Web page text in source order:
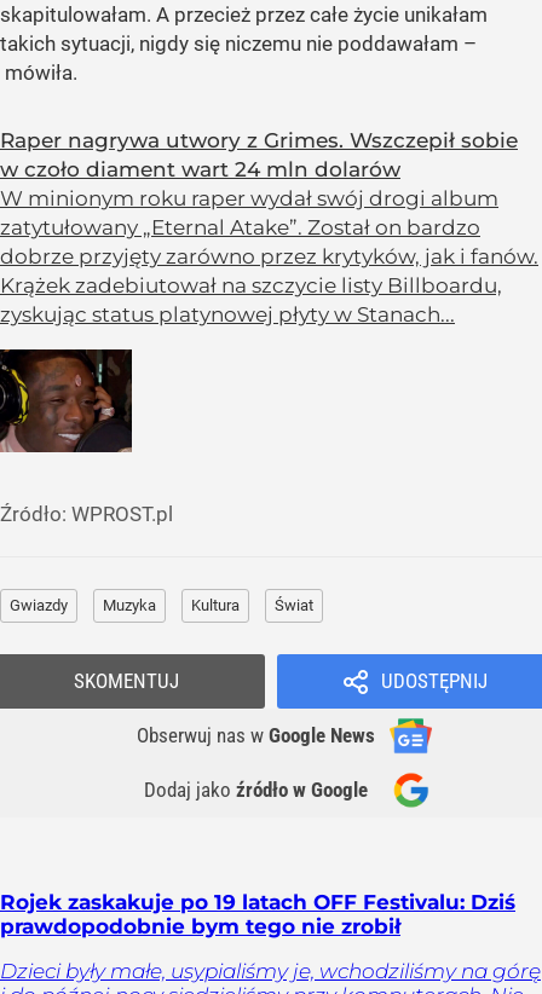
skapitulowałam. A przecież przez całe życie unikałam
takich sytuacji, nigdy się niczemu nie poddawałam –
mówiła.
Raper nagrywa utwory z Grimes. Wszczepił sobie
w czoło diament wart 24 mln dolarów
W minionym roku raper wydał swój drogi album
zatytułowany „Eternal Atake”. Został on bardzo
dobrze przyjęty zarówno przez krytyków, jak i fanów.
Krążek zadebiutował na szczycie listy Billboardu,
zyskując status platynowej płyty w Stanach...
Źródło: WPROST.pl
Gwiazdy Muzyka Kultura Świat
UDOSTĘPNIJ
Obserwuj nas w Google News
Dodaj jako źródło w Google
SKOMENTUJ
Rojek zaskakuje po 19 latach OFF Festivalu: Dziś
prawdopodobnie bym tego nie zrobił
Dzieci były małe, usypialiśmy je, wchodziliśmy na górę